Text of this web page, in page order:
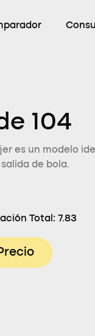
104
es un modelo
de bola.
Total: 7.83